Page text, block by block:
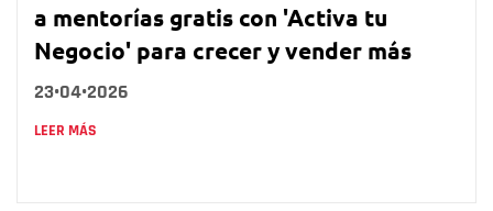
a mentorías gratis con 'Activa tu
Negocio' para crecer y vender más
23•04•2026
LEER MÁS